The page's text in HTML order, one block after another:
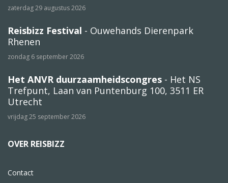
zaterdag 29 augustus 2026
Reisbizz Festival - Ouwehands Dierenpark
Rhenen
zondag 6 september 2026
Het ANVR duurzaamheidscongres - Het NS
Trefpunt, Laan van Puntenburg 100, 3511 ER
Utrecht
vrijdag 25 september 2026
OVER REISBIZZ
Contact